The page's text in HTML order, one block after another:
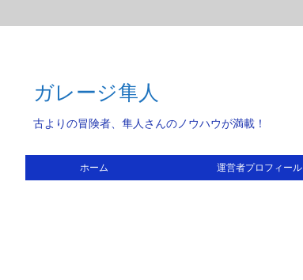
ガレージ隼人
古よりの冒険者、隼人さんのノウハウが満載！
ホーム 運営者プロフィール